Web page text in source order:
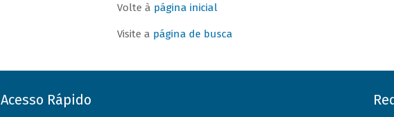
Volte à página inicial
Visite a página de busca
Acesso Rápido